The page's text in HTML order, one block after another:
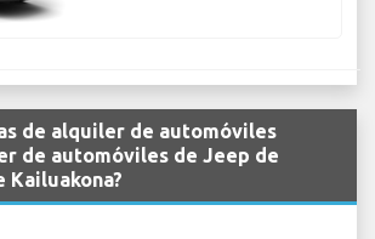
de alquiler de automóviles
de automóviles de Jeep de